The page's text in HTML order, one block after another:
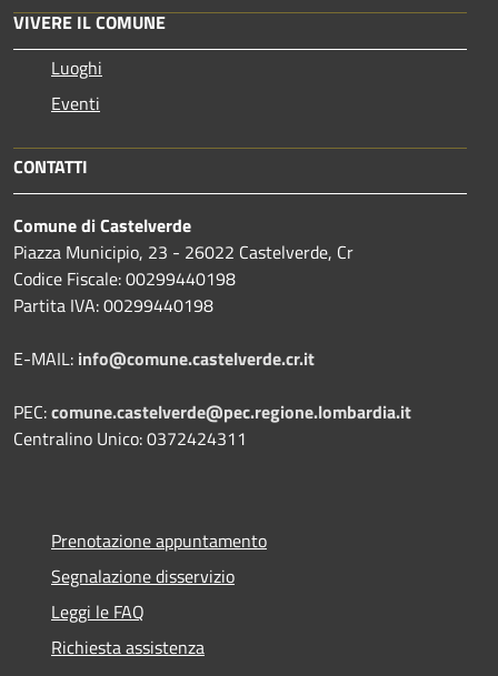
VIVERE IL COMUNE
Luoghi
Eventi
CONTATTI
Comune di Castelverde
Piazza Municipio, 23 - 26022 Castelverde, Cr
Codice Fiscale: 00299440198
Partita IVA: 00299440198
E-MAIL: info@comune.castelverde.cr.it
PEC:comune.castelverde@pec.regione.lombardia.it
Centralino Unico: 0372424311
Prenotazione appuntamento
Segnalazione disservizio
Leggi le FAQ
Richiesta assistenza